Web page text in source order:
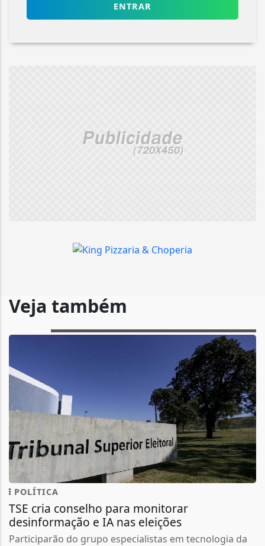
ENTRAR
Veja também
POLÍTICA
TSE cria conselho para monitorar
desinformação e IA nas eleições
Participarão do grupo especialistas em tecnologia da